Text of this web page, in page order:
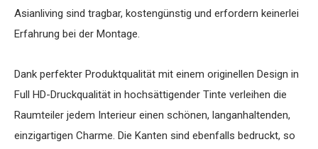
Asianliving sind tragbar, kostengünstig und erfordern keinerlei
Erfahrung bei der Montage.
Dank perfekter Produktqualität mit einem originellen Design in
Full HD-Druckqualität in hochsättigender Tinte verleihen die
Raumteiler jedem Interieur einen schönen, langanhaltenden,
einzigartigen Charme. Die Kanten sind ebenfalls bedruckt, so